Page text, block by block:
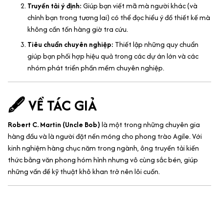
Truyền tải ý định:Giúp bạn viết mã mà người khác (và
chính bạn trong tương lai) có thể đọc hiểu ý đồ thiết kế mà
không cần tốn hàng giờ tra cứu.
Tiêu chuẩn chuyên nghiệp: Thiết lập những quy chuẩn
giúp bạn phối hợp hiệu quả trong các dự án lớn và các
nhóm phát triển phần mềm chuyên nghiệp.
🖋️ VỀ TÁC GIẢ
Robert C. Martin (Uncle Bob)là một trong những chuyên gia
hàng đầu và là người đặt nền móng cho phong trào Agile. Với
kinh nghiệm hàng chục năm trong ngành, ông truyền tải kiến
thức bằng văn phong hóm hỉnh nhưng vô cùng sắc bén, giúp
những vấn đề kỹ thuật khô khan trở nên lôi cuốn.